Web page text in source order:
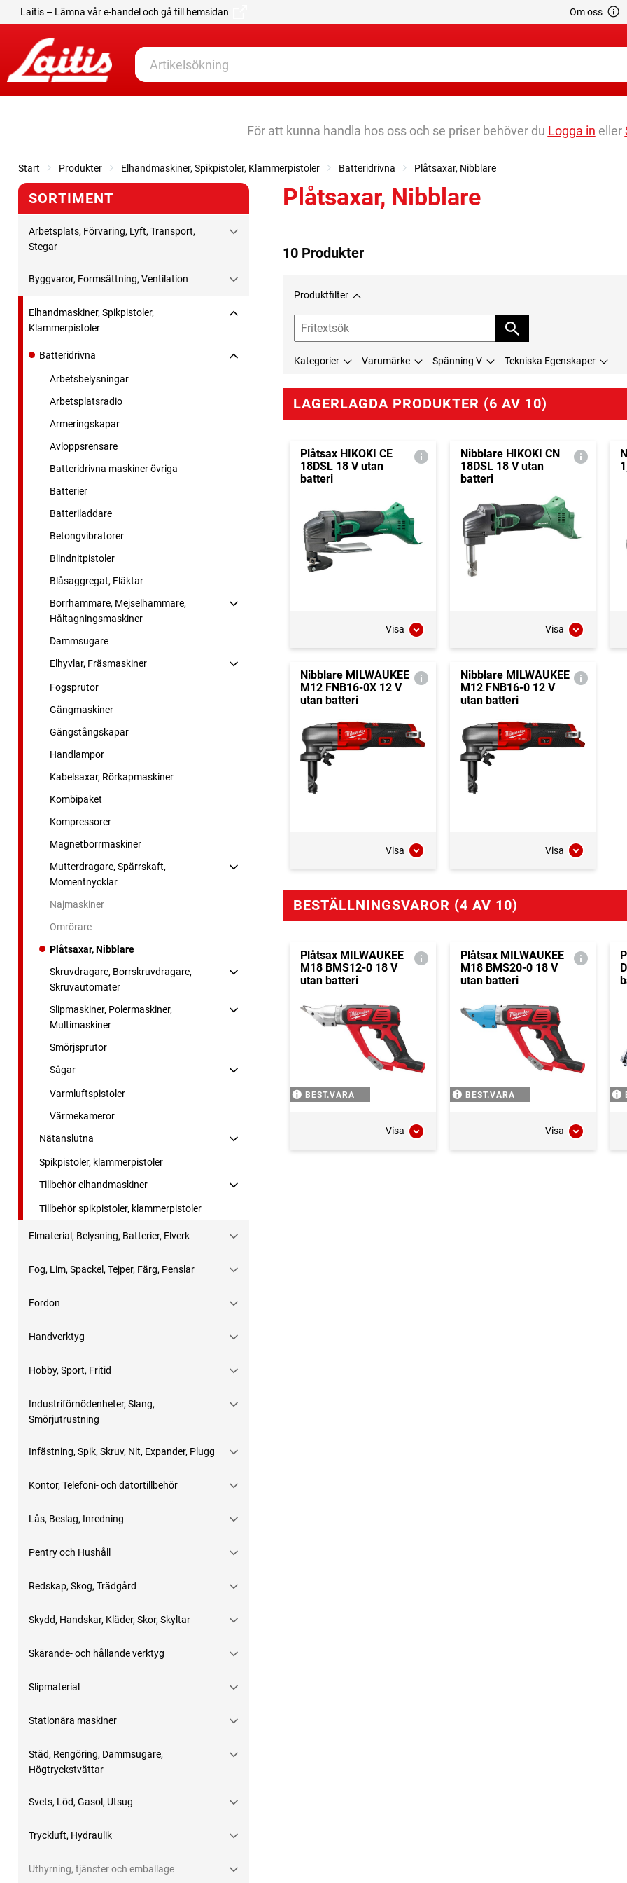
Laitis – Lämna vår e-handel och gå till hemsidan Om oss
För att kunna handla hos oss och se priser behöver du Logga in eller
Start Produkter Elhandmaskiner, Spikpistoler, Klammerpistoler Batteridrivna Plåtsaxar, Nibblare
SORTIMENT
Arbetsplats, Förvaring, Lyft, Transport,
Stegar
Byggvaror, Formsättning, Ventilation
Elhandmaskiner, Spikpistoler,
Klammerpistoler
Batteridrivna
Arbetsbelysningar
Arbetsplatsradio
Armeringskapar
Avloppsrensare
Batteridrivna maskiner övriga
Batterier
Batteriladdare
Betongvibratorer
Blindnitpistoler
Blåsaggregat, Fläktar
Borrhammare, Mejselhammare,
Håltagningsmaskiner
Dammsugare
Elhyvlar, Fräsmaskiner
Fogsprutor
Gängmaskiner
Gängstångskapar
Handlampor
Kabelsaxar, Rörkapmaskiner
Kombipaket
Kompressorer
Magnetborrmaskiner
Mutterdragare, Spärrskaft,
Momentnycklar
Najmaskiner
Omrörare
Plåtsaxar, Nibblare
Skruvdragare, Borrskruvdragare,
Skruvautomater
Slipmaskiner, Polermaskiner,
Multimaskiner
Smörjsprutor
Sågar
Varmluftspistoler
Värmekameror
Nätanslutna
Spikpistoler, klammerpistoler
Tillbehör elhandmaskiner
Tillbehör spikpistoler, klammerpistoler
Elmaterial, Belysning, Batterier, Elverk
Fog, Lim, Spackel, Tejper, Färg, Penslar
Fordon
Handverktyg
Hobby, Sport, Fritid
Industriförnödenheter, Slang,
Smörjutrustning
Infästning, Spik, Skruv, Nit, Expander, Plugg
Kontor, Telefoni- och datortillbehör
Lås, Beslag, Inredning
Pentry och Hushåll
Redskap, Skog, Trädgård
Skydd, Handskar, Kläder, Skor, Skyltar
Skärande- och hållande verktyg
Slipmaterial
Stationära maskiner
Städ, Rengöring, Dammsugare,
Högtryckstvättar
Svets, Löd, Gasol, Utsug
Tryckluft, Hydraulik
Uthyrning, tjänster och emballage
Plåtsaxar, Nibblare
10 Produkter
Produktfilter
Kategorier Varumärke Spänning V Tekniska Egenskaper
LAGERLAGDA PRODUKTER (6 AV 10)
Plåtsax HIKOKI CE
18DSL 18 V utan
batteri
Visa
Nibblare HIKOKI CN
18DSL 18 V utan
batteri
Visa
Nibblare MILWAUKEE
M12 FNB16-0X 12 V
utan batteri
Visa
Nibblare MILWAUKEE
M12 FNB16-0 12 V
utan batteri
Visa
BESTÄLLNINGSVAROR (4 AV 10)
Plåtsax MILWAUKEE
M18 BMS12-0 18 V
utan batteri
BEST.VARA
Visa
Plåtsax MILWAUKEE
M18 BMS20-0 18 V
utan batteri
BEST.VARA
Visa